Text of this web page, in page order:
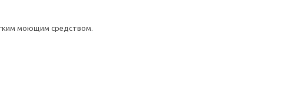
моющим средством.